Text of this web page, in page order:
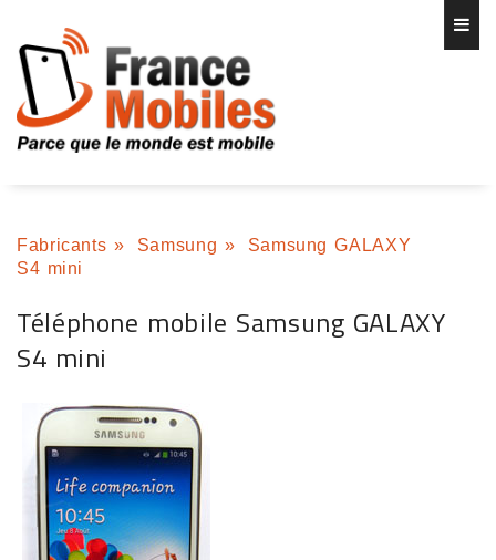
Fabricants » Samsung »
Samsung GALAXY
S4 mini
Téléphone mobile Samsung GALAXY
S4 mini